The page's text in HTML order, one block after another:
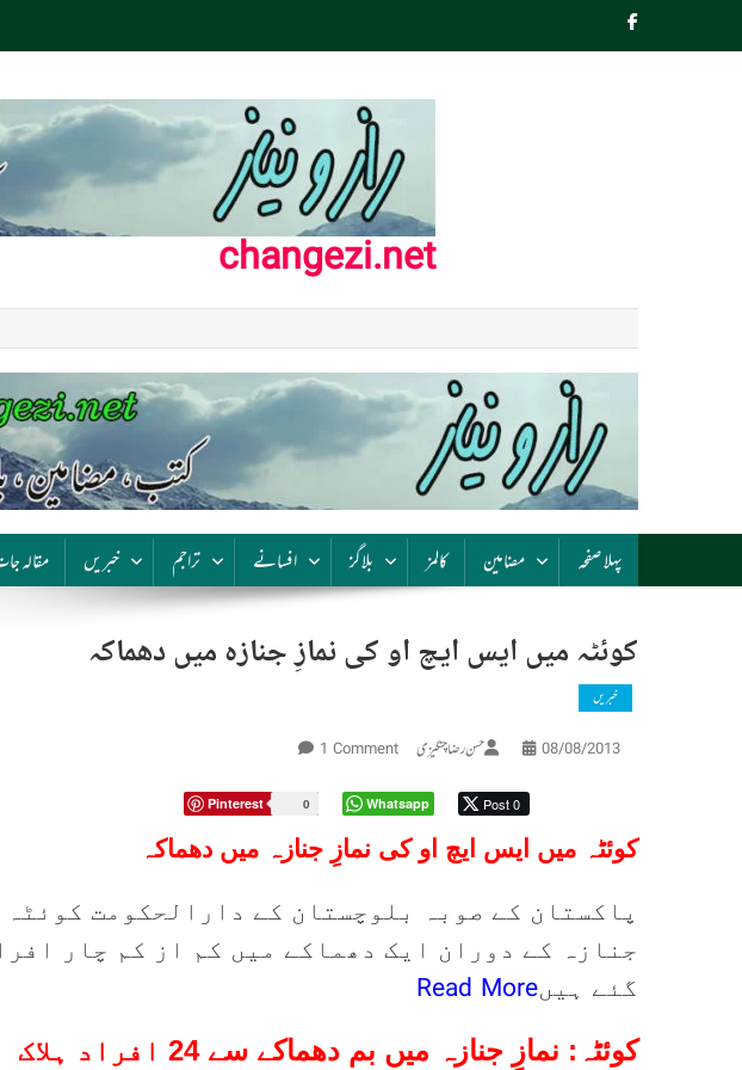
to
changezi.net
پہلا صفحہ مضامین کالمز بلاگز افسانے تراجم خبریں مقالہ
کوئٹہ میں ایس ایچ او کی نمازِ جنازہ میں دھماکہ
خبریں
08/08/2013 حسن رضا چنگیزی 1 Comment
On
ایچ
کی
جنازہ
Pinterest 0 Whatsapp Post 0
کوئٹہ میں ایس ایچ او کی نمازِ جنازہ میں دھماکہ
پاکستان کے صوبہ بلوچستان کے دارالحکومت کوئٹہ
جنازہ کے دوران ایک دھماکے میں کم از کم چار
گئے ہیںRead More
کوئٹہ: نمازِ جنازہ میں بم دھماکے سے 24 افراد ہلاک